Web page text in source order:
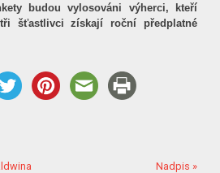
budou vylosováni výherci, kteří
šťastlivci získají roční předplatné
Nadpis »